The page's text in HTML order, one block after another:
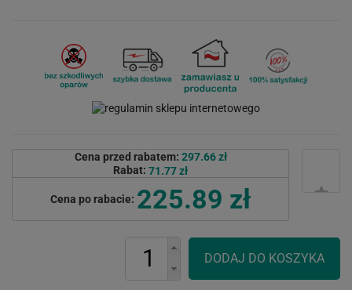
Cena przed rabatem: 297.66 zł
Rabat: 71.77 zł
Cena po rabacie: 225.89 zł